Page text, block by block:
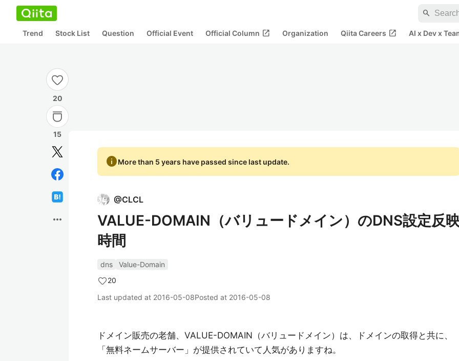
search
Trend Stock List Question Official Event Official Column open_in_new Organization Qiita Careers open_in_new AI x Dev x
20
15
more_horiz
infoMore than 5 years have passed since last update.
@CLCL
VALUE-DOMAIN（バリュードメイン）のDNS設定反
時間
dns
Value-Domain
20
Last updated at 2016-05-08Posted at 2016-05-08
ドメイン販売の老舗、VALUE-DOMAIN（バリュードメイン）は、ドメインの取得と共に、
「無料ネームサーバー」が提供されていて人気がありますね。